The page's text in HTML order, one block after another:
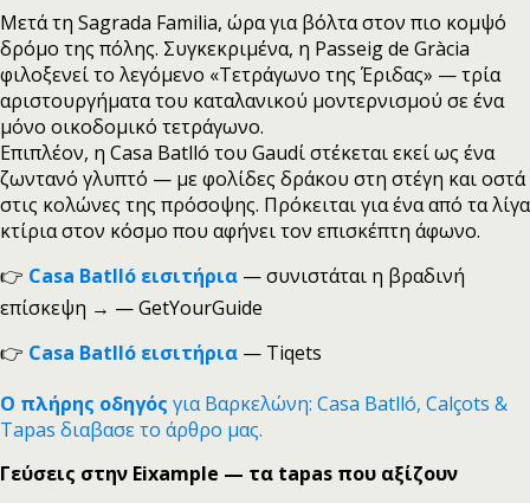
Μετά τη Sagrada Familia, ώρα για βόλτα στον πιο κομψό
δρόμο της πόλης. Συγκεκριμένα, η Passeig de Gràcia
φιλοξενεί το λεγόμενο «Τετράγωνο της Έριδας» — τρία
αριστουργήματα του καταλανικού μοντερνισμού σε ένα
μόνο οικοδομικό τετράγωνο.
Επιπλέον, η Casa Batlló του Gaudί στέκεται εκεί ως ένα
ζωντανό γλυπτό — με φολίδες δράκου στη στέγη και οστά
στις κολώνες της πρόσοψης. Πρόκειται για ένα από τα λίγα
κτίρια στον κόσμο που αφήνει τον επισκέπτη άφωνο.
👉 Casa Batlló εισιτήρια — συνιστάται η βραδινή
επίσκεψη → — GetYourGuide
👉 Casa Batlló εισιτήρια — Tiqets
Ο πλήρης οδηγός για Βαρκελώνη: Casa Batlló, Calçots &
Tapas διαβασε το άρθρο μας.
Γεύσεις στην Eixample — τα tapas που αξίζουν